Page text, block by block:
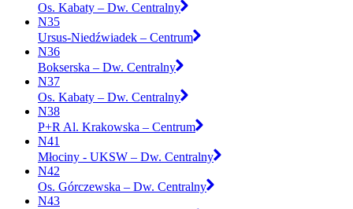
Os. Kabaty – Dw. Centralny
N35
Ursus-Niedźwiadek – Centrum
N36
Bokserska – Dw. Centralny
N37
Os. Kabaty – Dw. Centralny
N38
P+R Al. Krakowska – Centrum
N41
Młociny - UKSW – Dw. Centralny
N42
Os. Górczewska – Dw. Centralny
N43